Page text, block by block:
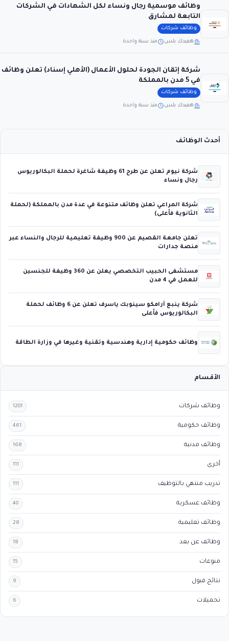
وظائف موسمية رجال ونساء لكل الشهادات في الشركات
التابعة لمشارق
وظائف شركات
هفيدك بلس منذ سنة واحدة
شركة إتقان الجودة لحلول الأعمال (الأهلي إسناد) تعلن وظائف
في 5 مدن بالمملكة
وظائف شركات
هفيدك بلس منذ سنة واحدة
أحدث الوظائف
شركة نيوم تعلن عن طرح 61 وظيفة شاغرة لحملة البكالوريوس
رجال ونساء
شركة المراعي تعلن وظائف متنوعة في عدة مدن بالمملكة (لحملة
الثانوية فأعلى)
تعلن جامعة القصيم عن 900 وظيفة تعليمية للرجال والنساء عبر
منصة جدارات
مستشفى الحبيب التخصصي يعلن عن 360 وظيفة للجنسين
للعمل في 4 مدن
شركة ينبع أرامكو سينوبك ياسرف تعلن عن 6 وظائف لحملة
البكالوريوس فأعلى
وظائف حكومية إدارية وهندسية وتقنية وغيرها في وزارة الطاقة
الأقسام
وظائف شركات 1201
وظائف حكومية 461
وظائف مدنية 168
أخرى 111
تدريب منتهي بالتوظيف 111
وظائف عسكرية 40
وظائف تعليمية 28
وظائف عن بعد 18
منوعات 15
نتائج قبول 9
تحميلات 6